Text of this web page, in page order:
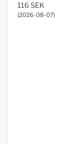
116 SEK
(2026-08-07)